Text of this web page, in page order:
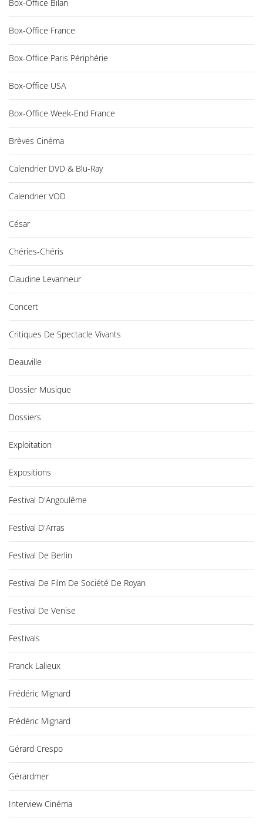
Box-Office Bilan
Box-Office France
Box-Office Paris Périphérie
Box-Office USA
Box-Office Week-End France
Brèves Cinéma
Calendrier DVD & Blu-Ray
Calendrier VOD
César
Chéries-Chéris
Claudine Levanneur
Concert
Critiques De Spectacle Vivants
Deauville
Dossier Musique
Dossiers
Exploitation
Expositions
Festival D'Angoulême
Festival D'Arras
Festival De Berlin
Festival De Film De Société De Royan
Festival De Venise
Festivals
Franck Lalieux
Frédéric Mignard
Frédéric Mignard
Gérard Crespo
Gérardmer
Interview Cinéma